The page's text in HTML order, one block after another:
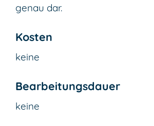
genau dar.
Kosten
keine
Bearbeitungsdauer
keine